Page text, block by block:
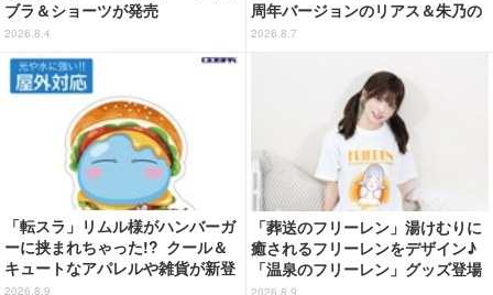
ブラ＆ショーツが発売
2026.8.4
周年バージョンのリアス＆朱乃の
フィギュアがリニューアルパッケ
ージで登場！
2026.8.7
「転スラ」リムル様がハンバーガ
ーに挟まれちゃった!? クール＆
キュートなアパレルや雑貨が新登
場！【COSPA】
2026.8.9
「葬送のフリーレン」湯けむりに
癒されるフリーレンをデザイン♪
「温泉のフリーレン」グッズ登場
2026.8.9